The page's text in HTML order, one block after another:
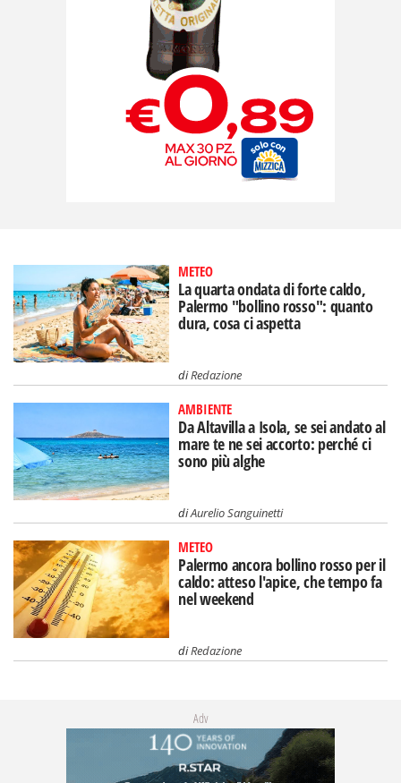
METEO
La quarta ondata di forte caldo,
Palermo "bollino rosso": quanto
dura, cosa ci aspetta
diRedazione
AMBIENTE
Da Altavilla a Isola, se sei andato al
mare te ne sei accorto: perché ci
sono più alghe
diAurelio Sanguinetti
METEO
Palermo ancora bollino rosso per il
caldo: atteso l'apice, che tempo fa
nel weekend
diRedazione
Adv